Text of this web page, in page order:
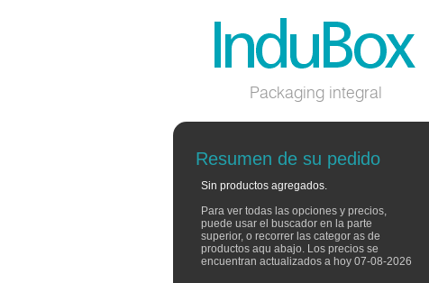
Packaging integral
Resumen de su pedido
Sin productos agregados.
Para ver todas las opciones y precios,
puede usar el buscador en la parte
superior, o recorrer las categor as de
productos aqu abajo. Los precios se
encuentran actualizados a hoy 07-08-2026